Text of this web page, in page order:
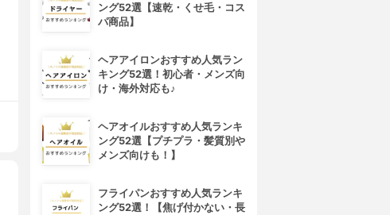
ング52選【速乾・くせ毛・コス
パ商品】
ヘアアイロンおすすめ人気ラン
キング52選！初心者・メンズ向
け・海外対応も♪
ヘアオイルおすすめ人気ランキ
ング52選【プチプラ・髪質別や
メンズ向けも！】
フライパンおすすめ人気ランキ
ング52選！【焦げ付かない・長